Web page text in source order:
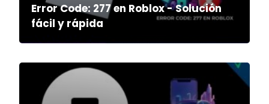
Error Code: 277 en Roblox - Solución
fácil y rápida